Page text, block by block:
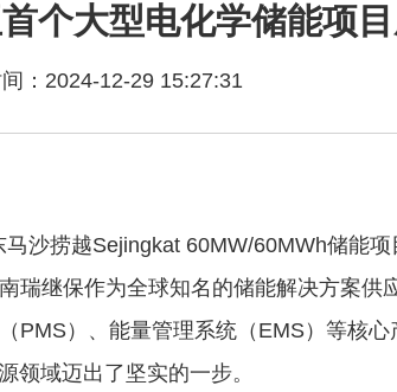
个大型电化学储能项目
：2024-12-29 15:27:31
捞越Sejingkat 60MW/60MWh储能
继保作为全球知名的储能解决方案供
）、能量管理系统（EMS）等核
领域迈出了坚实的一步。